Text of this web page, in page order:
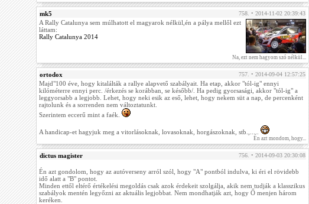
mk5 758. • 2014-11-02 20:39:43
A Rally Catalunya sem múlhatott el magyarok nélkül,én a pálya mellől ezt
láttam:
Rally Catalunya 2014
Na, ezt nem hagyom szó nélkül...
ortodox 757. • 2014-09-04 12:57:25
Majd"100 éve, hogy kitalálták a rallye alapvető szabályait. Ha etap, akkor "tól-ig" ennyi
kilóméterre ennyi perc. /érkezés se korábban, se később/. Ha pedig gyorsasági, akkor "tól-ig" a
leggyorsabb a legjobb. Lehet, hogy neki esik az eső, lehet, hogy nekem süt a nap, de percenként
rajtolunk és a sorrenden nem változtatunkt.
Szerintem eccerű mint a faék.
A handicap-et hagyjuk meg a vitorlásoknak, lovasoknak, horgászoknak, stb.,.....
Én azt mondom, hogy...
dictus magister 756. • 2014-09-03 20:30:08
Én azt gondolom, hogy az autóverseny arról szól, hogy "A" pontból indulva, ki éri el rövidebb
idő alatt a "B" pontot.
Minden ettől eltérő értékelési megoldás csak azok érdekeit szolgálja, akik nem tudják a klasszikus
szabályok mentén legyőzni az aktuális legjobbat. Nem mondhatják azt, hogy Ő menjen három
keréken.